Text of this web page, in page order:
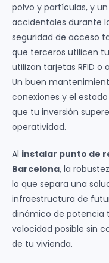
polvo y partículas, y
accidentales durante
seguridad de acceso
que terceros utilicen
utilizan tarjetas RFID
Un buen
conexiones y el
que tu inversión
operatividad.
Al instalar punto de
Barcelona, la
lo que separa una
infraestructura de
dinámico de potencia
velocidad posible sin
de tu vivienda.